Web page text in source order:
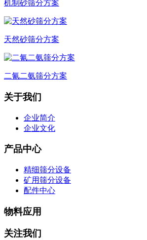
机制砂筛分方案
天然砂筛分方案
二氰二氨筛分方案
关于我们
企业简介
企业文化
产品中心
精细筛分设备
矿用筛分设备
配件中心
物料应用
关注我们